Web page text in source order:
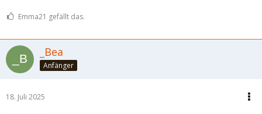
Emma21 gefällt das.
_Bea
Anfänger
18. Juli 2025